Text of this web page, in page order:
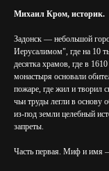
Михаил Кром, историк.
Задонск — небольшой
Иерусалимом", где на 10
десятка храмов, где в
монастыря основали
пожаре, где жил и творил
чьи труды легли в основу
из-под земли целебный
запреты.
Часть первая. Миф и имя